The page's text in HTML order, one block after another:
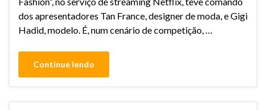
dos apresentadores Tan France, designer de moda, e Gigi
Hadid, modelo. É, num cenário de competição, …
Continue lendo